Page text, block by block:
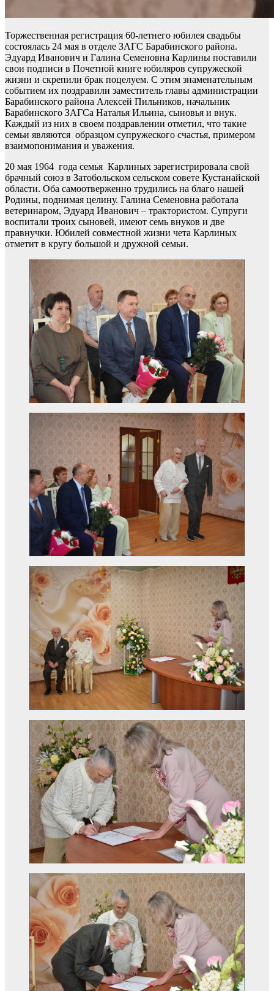
Торжественная регистрация 60-летнего юбилея свадьбы
состоялась 24 мая в отделе ЗАГС Барабинского района.
Эдуард Иванович и Галина Семеновна Карлины поставили
свои подписи в Почетной книге юбиляров супружеской
жизни и скрепили брак поцелуем. С этим знаменательным
событием их поздравили заместитель главы администрации
Барабинского района Алексей Пильников, начальник
Барабинского ЗАГСа Наталья Ильина, сыновья и внук.
Каждый из них в своем поздравлении отметил, что такие
семьи являются образцом супружеского счастья, примером
взаимопонимания и уважения.
20 мая 1964 года семья Карлиных зарегистрировала свой
брачный союз в Затобольском сельском совете Кустанайской
области. Оба самоотверженно трудились на благо нашей
Родины, поднимая целину. Галина Семеновна работала
ветеринаром, Эдуард Иванович – трактористом. Супруги
воспитали троих сыновей, имеют семь внуков и две
правнучки. Юбилей совместной жизни чета Карлиных
отметит в кругу большой и дружной семьи.